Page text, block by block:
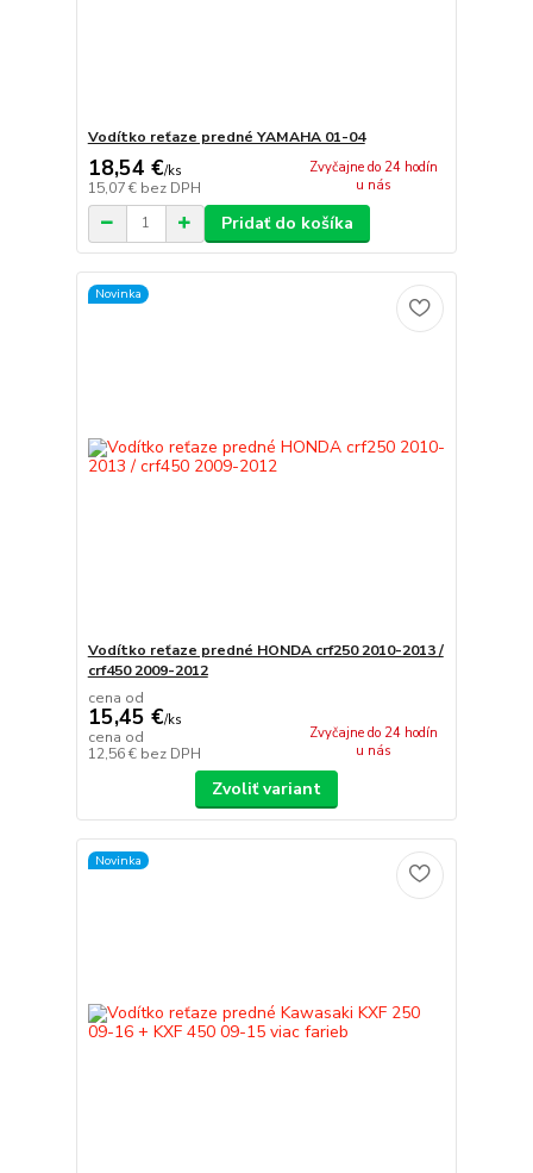
Vodítko reťaze predné YAMAHA 01-04
18,54 €/ks
15,07 € bez DPH
Zvyčajne do 24 hodín
u nás
Pridať do košíka
Novinka
Vodítko reťaze predné HONDA crf250 2010-2013 /
crf450 2009-2012
cena od
15,45 €/ks
cena od
12,56 € bez DPH
Zvyčajne do 24 hodín
u nás
Zvoliť variant
Novinka